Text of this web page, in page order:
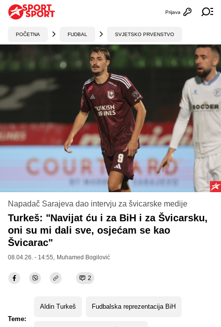
Otvori
Prijava
POČETNA FUDBAL SVJETSKO PRVENSTVO
Napadač Sarajeva dao intervju za švicarske medije
Turkeš: "Navijat ću i za BiH i za Švicarsku,
oni su mi dali sve, osjećam se kao
Švicarac"
08.04.26. - 14:55, Muhamed Bogilović
2
Teme:
Aldin Turkeš Fudbalska reprezentacija BiH